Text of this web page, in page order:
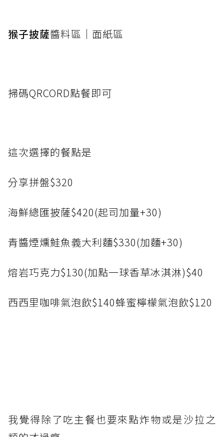
猴子披薩醬料區｜面紙區
掃碼QRCORD點餐即可
這次選擇的餐點是
分享拼盤$320
海鮮總匯披薩$420(起司加量+30)
青醬煙燻鮭魚義大利麵$330(加麵+30)
熔岩巧克力$130(加點一球香草冰淇淋)$40
西西里咖啡氣泡飲$140蜂蜜檸檬氣泡飲$120
我覺得除了吃主餐也要來點炸物或是沙拉之